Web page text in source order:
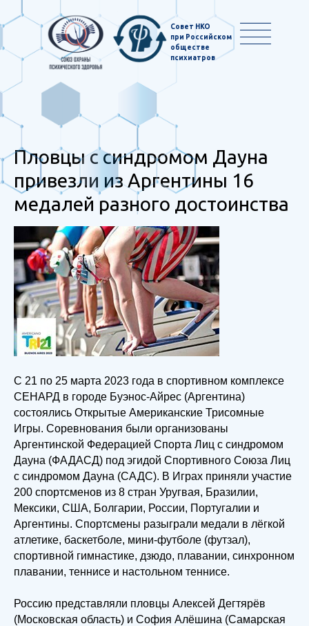
Совет НКО
при Российском
обществе
психиатров
Пловцы с синдромом Дауна
привезли из Аргентины 16
медалей разного достоинства
C 21 по 25 марта 2023 года в спортивном комплексе
СЕНАРД в городе Буэнос-Айрес (Аргентина)
состоялись Открытые Американские Трисомные
Игры. Соревнования были организованы
Аргентинской Федерацией Спорта Лиц с синдромом
Дауна (ФАДАСД) под эгидой Спортивного Союза Лиц
с синдромом Дауна (САДС). В Играх приняли участие
200 спортсменов из 8 стран Уругвая, Бразилии,
Мексики, США, Болгарии, России, Португалии и
Аргентины. Спортсмены разыграли медали в лёгкой
атлетике, баскетболе, мини-футболе (футзал),
спортивной гимнастике, дзюдо, плавании, синхронном
плавании, теннисе и настольном теннисе.
Россию представляли пловцы Алексей Дегтярёв
(Московская область) и София Алёшина (Самарская